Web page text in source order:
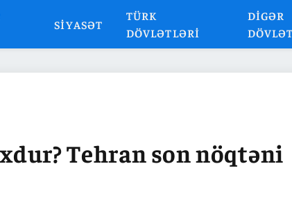
SIYASƏT
TÜRK
DÖVLƏTLƏRI
DIGƏR
Tehran son nöqtəni